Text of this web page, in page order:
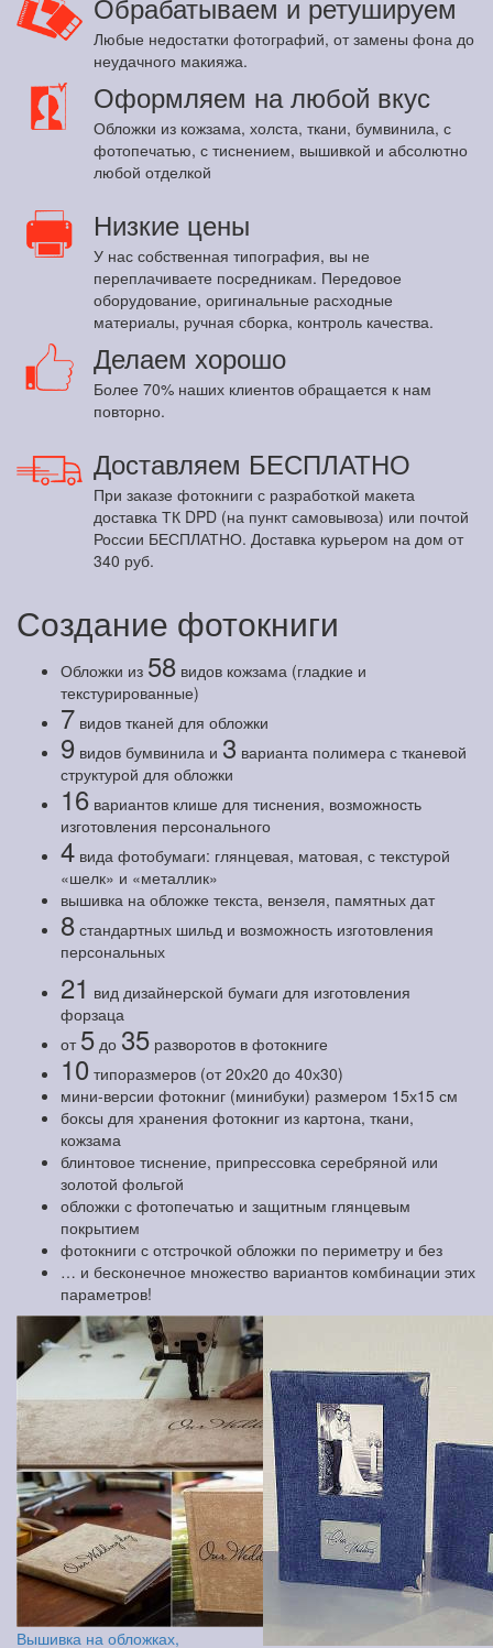
Любые недостатки фотографий, от замены фона до
неудачного макияжа.
Оформляем на любой вкус
Обложки из кожзама, холста, ткани, бумвинила, с
фотопечатью, с тиснением, вышивкой и абсолютно
любой отделкой
Низкие цены
У нас собственная типография, вы не
переплачиваете посредникам. Передовое
оборудование, оригинальные расходные
материалы, ручная сборка, контроль качества.
Делаем хорошо
Более 70% наших клиентов обращается к нам
повторно.
Доставляем БЕСПЛАТНО
При заказе фотокниги с разработкой макета
доставка ТК DPD (на пункт самовывоза) или почтой
России БЕСПЛАТНО. Доставка курьером на дом от
340 руб.
Создание фотокниги
Обложки из 58 видов кожзама (гладкие и
текстурированные)
7 видов тканей для обложки
9 видов бумвинила и 3 варианта полимера с тканевой
структурой для обложки
16 вариантов клише для тиснения, возможность
изготовления персонального
4 вида фотобумаги: глянцевая, матовая, с текстурой
«шелк» и «металлик»
вышивка на обложке текста, вензеля, памятных дат
8 стандартных шильд и возможность изготовления
персональных
21 вид дизайнерской бумаги для изготовления
форзаца
от 5 до 35 разворотов в фотокниге
10 типоразмеров (от 20х20 до 40х30)
мини-версии фотокниг (минибуки) размером 15х15 см
боксы для хранения фотокниг из картона, ткани,
кожзама
блинтовое тиснение, припрессовка серебряной или
золотой фольгой
обложки с фотопечатью и защитным глянцевым
покрытием
фотокниги с отстрочкой обложки по периметру и без
… и бесконечное множество вариантов комбинации этих
параметров!
Вышивка на обложках,